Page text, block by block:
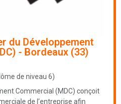
du Développement
- Bordeaux (33)
de niveau 6)
Commercial (MDC) conçoit
de l’entreprise afin